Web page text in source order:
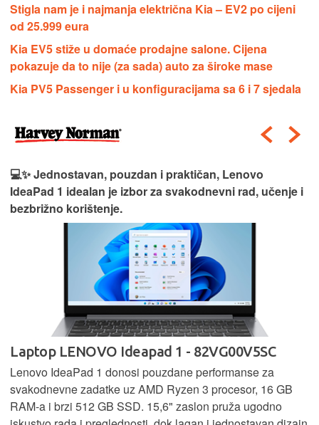
Stigla nam je i najmanja električna Kia – EV2 po cijeni
od 25.999 eura
Kia EV5 stiže u domaće prodajne salone. Cijena
pokazuje da to nije (za sada) auto za široke mase
Kia PV5 Passenger i u konfiguracijama sa 6 i 7 sjedala
💻✨ Jednostavan, pouzdan i praktičan, Lenovo
IdeaPad 1 idealan je izbor za svakodnevni rad, učenje i
bezbrižno korištenje.
Laptop LENOVO Ideapad 1 - 82VG00V5SC
Lenovo IdeaPad 1 donosi pouzdane performanse za
svakodnevne zadatke uz AMD Ryzen 3 procesor, 16 GB
RAM-a i brzi 512 GB SSD. 15,6" zaslon pruža ugodno